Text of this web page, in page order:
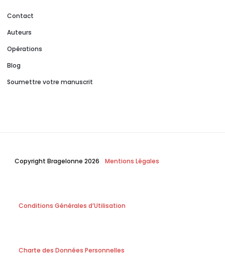
Contact
Auteurs
Opérations
Blog
Soumettre votre manuscrit
Copyright Bragelonne 2026 Mentions Légales
Conditions Générales d’Utilisation
Charte des Données Personnelles